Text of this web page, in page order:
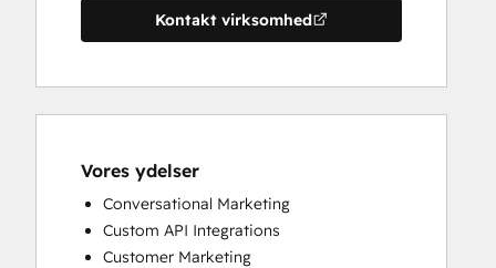
Kontakt virksomhed
Vores ydelser
Conversational Marketing
Custom API Integrations
Customer Marketing